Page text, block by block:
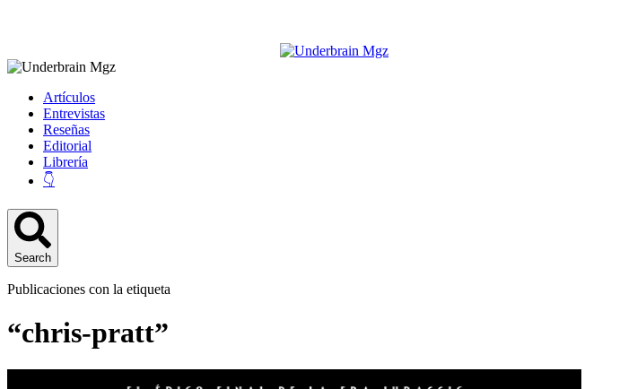
Artículos
Entrevistas
Reseñas
Editorial
Librería
👇
Search
Publicaciones con la etiqueta
“chris-pratt”